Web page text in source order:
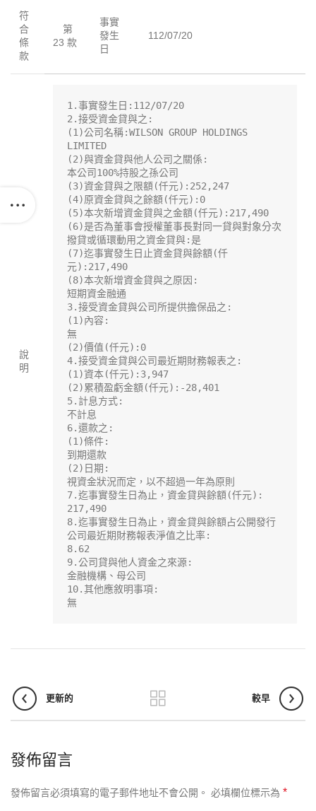
符
合
條
款
第
23 款
事實
發生
日
112/07/20
說
明
1.事實發生日:112/07/20
2.接受資金貸與之:
(1)公司名稱:WILSON GROUP HOLDINGS
LIMITED
(2)與資金貸與他人公司之關係:
本公司100%持股之孫公司
(3)資金貸與之限額(仟元):252,247
(4)原資金貸與之餘額(仟元):0
(5)本次新增資金貸與之金額(仟元):217,490
(6)是否為董事會授權董事長對同一貸與對象分次
撥貸或循環動用之資金貸與:是
(7)迄事實發生日止資金貸與餘額(仟
元):217,490
(8)本次新增資金貸與之原因:
短期資金融通
3.接受資金貸與公司所提供擔保品之:
(1)內容:
無
(2)價值(仟元):0
4.接受資金貸與公司最近期財務報表之:
(1)資本(仟元):3,947
(2)累積盈虧金額(仟元):-28,401
5.計息方式:
不計息
6.還款之:
(1)條件:
到期還款
(2)日期:
視資金狀況而定，以不超過一年為原則
7.迄事實發生日為止，資金貸與餘額(仟元):
217,490
8.迄事實發生日為止，資金貸與餘額占公開發行
公司最近期財務報表淨值之比率:
8.62
9.公司貸與他人資金之來源:
金融機構、母公司
10.其他應敘明事項:
無
更新的 較早
發佈留言
發佈留言必須填寫的電子郵件地址不會公開。 必填欄位標示為 *